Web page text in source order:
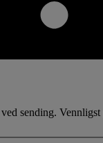
sending.